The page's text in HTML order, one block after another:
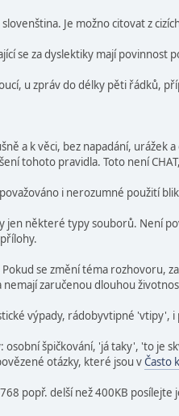
Je možno citovat z
se za dyslektiky mají
u zpráv do délky pěti řádků,
a k věci, bez napadání,
tohoto pravidla. Toto není
i nerozumné použití
jen některé typy souborů. Není
se změní téma rozhovoru,
zaručenou dlouhou
výpady, rádobyvtipné 'vtipy',
osobní špičkování, 'já taky', 'to je
otázky, které jsou vČasto
popř. delší než 400KB